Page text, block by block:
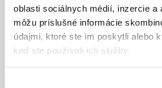
oblasti sociálnych médií, inzercie a
môžu príslušné informácie
údajmi, ktoré ste im poskytli alebo
keď ste používali ich služby.
Porozprávajte sa s odborníkom
nižšie a my sa vám ozveme do
dňa.